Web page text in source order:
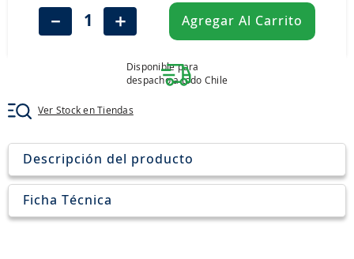
＋
－ Agregar Al Carrito
Disponible para
despacho a todo Chile
Ver Stock en Tiendas
Descripción del producto
Ficha Técnica
john deere
aceite
jockey john deere